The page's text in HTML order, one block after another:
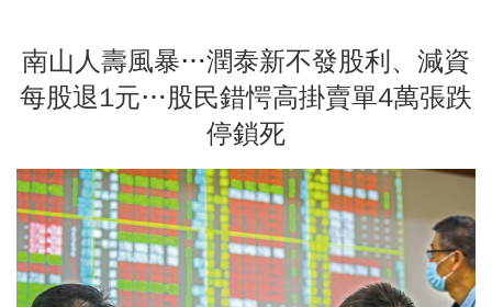
南山人壽風暴…潤泰新不發股利、減資
每股退1元…股民錯愕高掛賣單4萬張跌
停鎖死